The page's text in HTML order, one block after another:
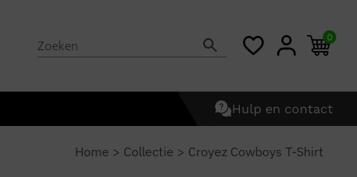
0
Hulp en contact
Home > Collectie > Croyez Cowboys T-Shirt